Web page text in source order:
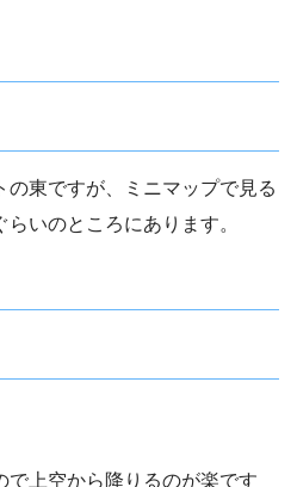
東ですが、ミニマップで見る
いのところにあります。
で上空から降りるのが楽です